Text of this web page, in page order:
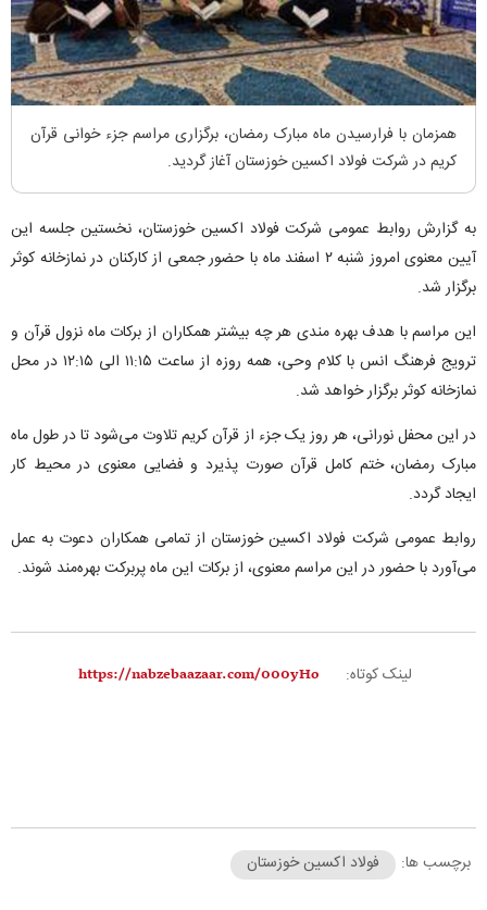
همزمان با فرارسیدن ماه مبارک رمضان، برگزاری مراسم جزء خوانی قرآن
کریم در شرکت فولاد اکسین خوزستان آغاز گردید.
به گزارش روابط عمومی شرکت فولاد اکسین خوزستان، نخستین جلسه این
آیین معنوی امروز شنبه ۲ اسفند ماه با حضور جمعی از کارکنان در نمازخانه کوثر
برگزار شد.
این مراسم با هدف بهره مندی هر چه بیشتر همکاران از برکات ماه نزول قرآن و
ترویج فرهنگ انس با کلام وحی، همه روزه از ساعت ۱۱:۱۵ الی ۱۲:۱۵ در محل
نمازخانه کوثر برگزار خواهد شد.
در این محفل نورانی، هر روز یک جزء از قرآن کریم تلاوت می‌شود تا در طول ماه
مبارک رمضان، ختم کامل قرآن صورت پذیرد و فضایی معنوی در محیط کار
ایجاد گردد.
روابط عمومی شرکت فولاد اکسین خوزستان از تمامی همکاران دعوت به عمل
می‌آورد با حضور در این مراسم معنوی، از برکات این ماه پربرکت بهره‌مند شوند.
لینک کوتاه:
برچسب ها: فولاد اکسین خوزستان